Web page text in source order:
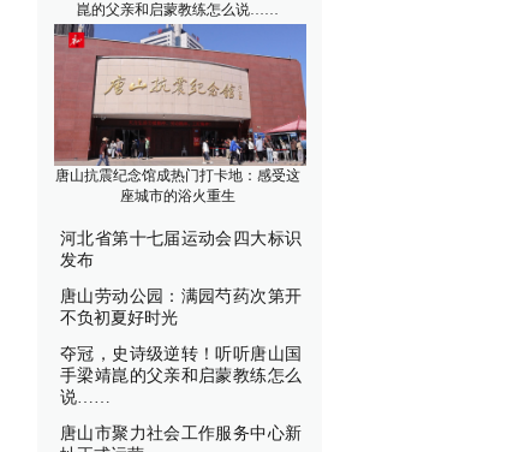
崑的父亲和启蒙教练怎么说……
唐山抗震纪念馆成热门打卡地：感受这
座城市的浴火重生
河北省第十七届运动会四大标识
发布
唐山劳动公园：满园芍药次第开
不负初夏好时光
夺冠，史诗级逆转！听听唐山国
手梁靖崑的父亲和启蒙教练怎么
说……
唐山市聚力社会工作服务中心新